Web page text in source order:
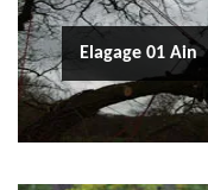
Elagage 01 Ain